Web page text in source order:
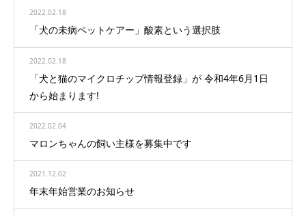
2022.02.18
「犬の未病ペットケアー」酸素という選択肢
2022.02.18
「犬と猫のマイクロチップ情報登録」が 令和4年6月1日
から始まります!
2022.02.04
マロンちゃんの飼い主様を募集中です
2021.12.02
年末年始営業のお知らせ